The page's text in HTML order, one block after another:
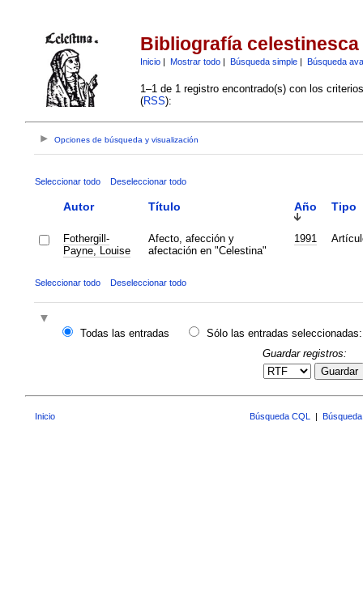
Bibliografía celestinesca
Inicio| Mostrar todo| Búsqueda simple| Búsqueda
1–1 de 1 registro encontrado(s) con los
(RSS):
Opciones de búsqueda y visualización
Seleccionar todo Deseleccionar todo
Autor Título Año Tipo
Fothergill-
Payne, Louise
Afecto, afección y
afectación en "Celestina"
1991
Seleccionar todo Deseleccionar todo
Todas las entradas
Sólo las entradas seleccionadas:
Guardar registros:
Guardar
Inicio Búsqueda CQL